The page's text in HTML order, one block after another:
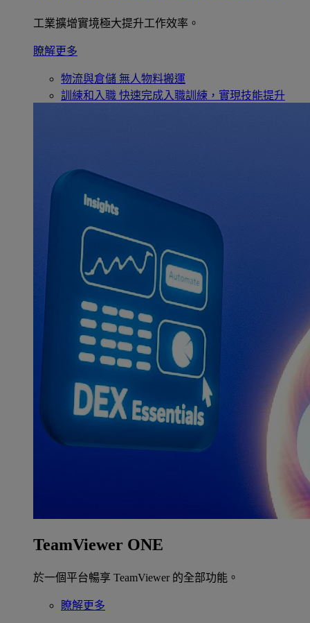
工業擴增實境極大提升工作效率。
瞭解更多
物流與倉儲 無人物料搬運
訓練和入職 快速完成入職訓練，實現技能提升
TeamViewer ONE
於一個平台暢享 TeamViewer 的全部功能。
瞭解更多